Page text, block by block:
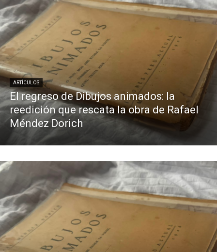
ARTÍCULOS
El regreso de Dibujos animados: la
reedición que rescata la obra de Rafael
Méndez Dorich